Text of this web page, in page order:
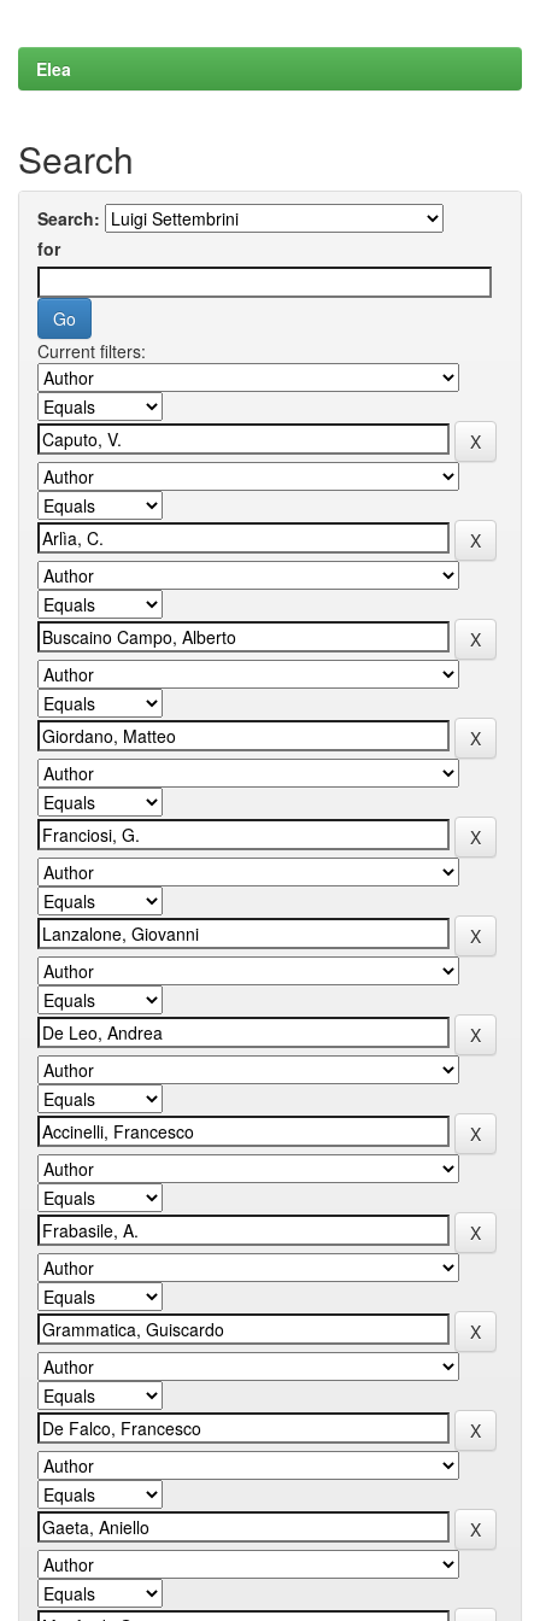
Elea
Search
Search:
for
Current filters: